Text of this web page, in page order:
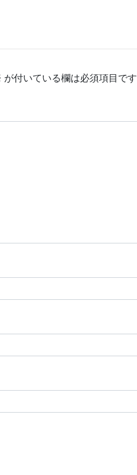
が付いている欄は必須項目です